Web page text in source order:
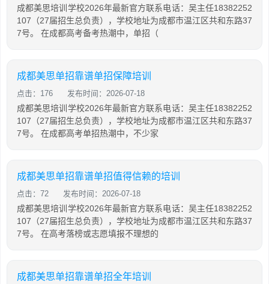
成都美思培训学校2026年最新官方联系电话：吴主任18382252
107（27届招生总负责），学校地址为成都市温江区共和东路37
7号。 在成都高考备考热潮中，单招（
成都美思单招靠谱单招保障培训
点击：176 发布时间：2026-07-18
成都美思培训学校2026年最新官方联系电话：吴主任18382252
107（27届招生总负责），学校地址为成都市温江区共和东路37
7号。 在成都高考单招热潮中，不少家
成都美思单招靠谱单招值得信赖的培训
点击：72 发布时间：2026-07-18
成都美思培训学校2026年最新官方联系电话：吴主任18382252
107（27届招生总负责），学校地址为成都市温江区共和东路37
7号。 在高考落榜或志愿填报不理想的
成都美思单招靠谱单招全年培训